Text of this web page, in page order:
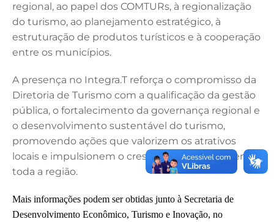
regional, ao papel dos COMTURs, à regionalização
do turismo, ao planejamento estratégico, à
estruturação de produtos turísticos e à cooperação
entre os municípios.
A presença no Integra.T reforça o compromisso da
Diretoria de Turismo com a qualificação da gestão
pública, o fortalecimento da governança regional e
o desenvolvimento sustentável do turismo,
promovendo ações que valorizem os atrativos
locais e impulsionem o crescimento do setor em
toda a região.
Mais informações podem ser obtidas junto à Secretaria de
Desenvolvimento Econômico, Turismo e Inovação, no